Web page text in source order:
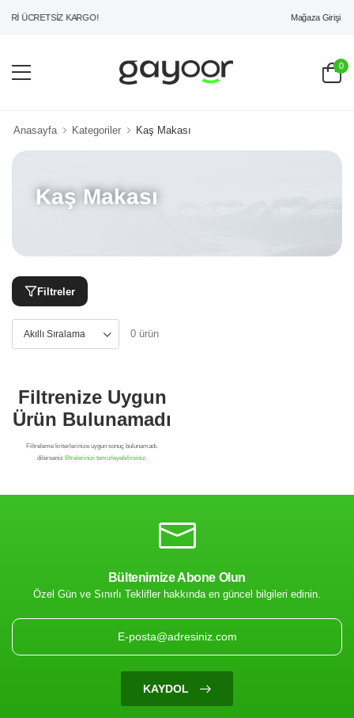
ÜCRETSİZ KARGO! Mağaza Girişi
0
Anasayfa Kategoriler Kaş Makası
Kaş Makası
Filtreler
0 ürün
Filtrenize Uygun
Ürün Bulunamadı
Bültenimize Abone Olun
Özel Gün ve Sınırlı Teklifler hakkında en güncel bilgileri edinin.
KAYDOL